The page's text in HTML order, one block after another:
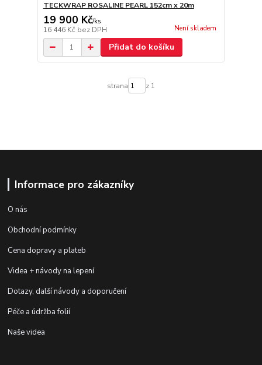
TECKWRAP ROSALINE PEARL 152cm x 20m
19 900 Kč/ks
16 446 Kč bez DPH Není skladem
Přidat do košíku
strana z 1
Informace pro zákazníky
O nás
Obchodní podmínky
Cena dopravy a plateb
Videa + návody na lepení
Dotazy, další návody a doporučení
Péče a údržba folií
Naše videa